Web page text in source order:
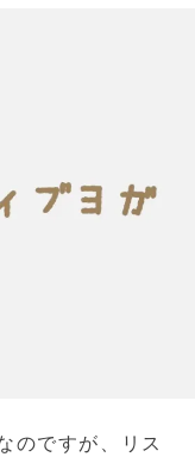
のですが、リス